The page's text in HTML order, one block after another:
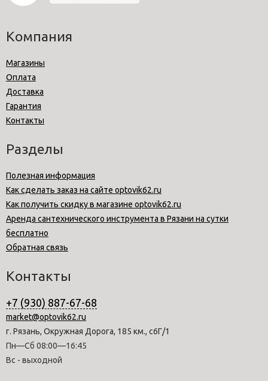
Компания
Магазины
Оплата
Доставка
Гарантия
Контакты
Разделы
Полезная информация
Как сделать заказ на сайте optovik62.ru
Как получить скидку в магазине optovik62.ru
Аренда сантехнического инструмента в Рязани на сутки
бесплатно
Обратная связь
Контакты
+7 (930) 887-67-68
market@optovik62.ru
г. Рязань, Окружная Дорога, 185 км., с6Г/1
Пн—Сб 08:00—16:45
Вс - выходной